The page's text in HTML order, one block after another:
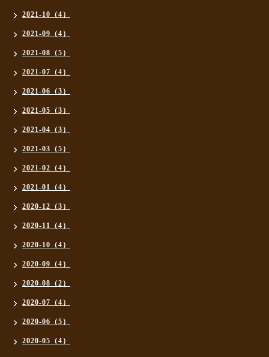
2021-10（4）
2021-09（4）
2021-08（5）
2021-07（4）
2021-06（3）
2021-05（3）
2021-04（3）
2021-03（5）
2021-02（4）
2021-01（4）
2020-12（3）
2020-11（4）
2020-10（4）
2020-09（4）
2020-08（2）
2020-07（4）
2020-06（5）
2020-05（4）